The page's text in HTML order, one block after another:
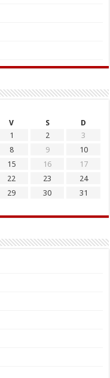
V S
D
1
2
3
8 9
10
15 16
17
22 23
24
29 30
31